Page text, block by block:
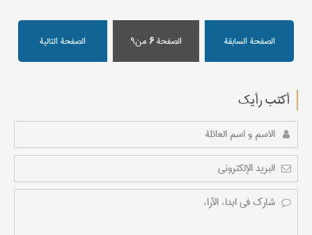
الصفحة السابقة الصفحة۶ من۹ الصفحة التالیة
أکتب رأیك